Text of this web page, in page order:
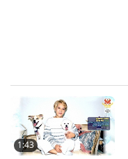
1:43